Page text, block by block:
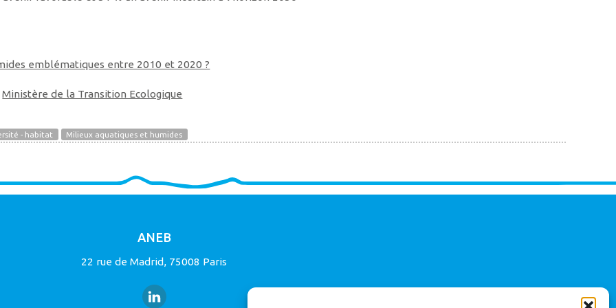
emblématiques entre 2010 et 2020 ?
Ministère de la Transition Ecologique
- habitat Milieux aquatiques et humides
ANEB
22 rue de Madrid, 75008 Paris